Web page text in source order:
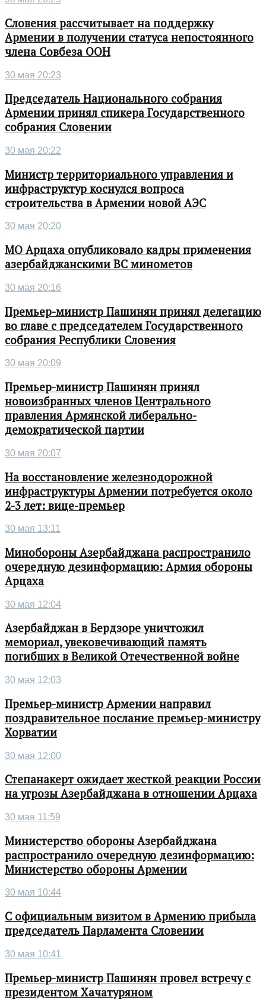
Словения рассчитывает на поддержку
Армении в получении статуса непостоянного
члена Совбеза ООН
30 мая 20:23
Председатель Национального собрания
Армении принял спикера Государственного
собрания Словении
30 мая 20:22
Министр территориального управления и
инфраструктур коснулся вопроса
строительства в Армении новой АЭС
30 мая 20:20
МО Арцаха опубликовало кадры применения
азербайджанскими ВС минометов
30 мая 20:16
Премьер-министр Пашинян принял делегацию
во главе с председателем Государственного
собрания Республики Словения
30 мая 20:09
Премьер-министр Пашинян принял
новоизбранных членов Центрального
правления Армянской либерально-
демократической партии
30 мая 20:07
На восстановление железнодорожной
инфраструктуры Армении потребуется около
2-3 лет: вице-премьер
30 мая 13:11
Минобороны Азербайджана распространило
очередную дезинформацию: Армия обороны
Арцаха
30 мая 12:04
Азербайджан в Бердзоре уничтожил
мемориал, увековечивающий память
погибших в Великой Отечественной войне
30 мая 12:03
Премьер-министр Армении направил
поздравительное послание премьер-министру
Хорватии
30 мая 12:00
Степанакерт ожидает жесткой реакции России
на угрозы Азербайджана в отношении Арцаха
30 мая 11:59
Министерство обороны Азербайджана
распространило очередную дезинформацию:
Министерство обороны Армении
30 мая 10:44
С официальным визитом в Армению прибыла
председатель Парламента Словении
30 мая 10:41
Премьер-министр Пашинян провел встречу с
президентом Хачатуряном